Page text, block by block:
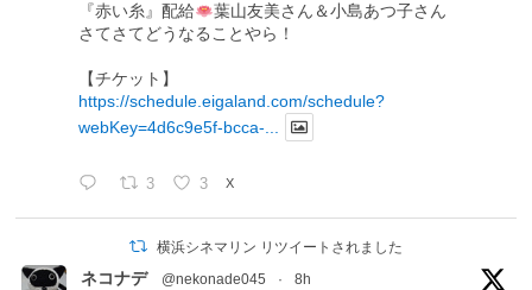
『赤い糸』配給
葉山友美さん＆小島あつ子さん
さてさてどうなることやら！
【チケット】
https://schedule.eigaland.com/schedule?
webKey=4d6c9e5f-bcca-...
3 3 X
横浜シネマリン リツイートされました
ネコナデ @nekonade045 · 8h